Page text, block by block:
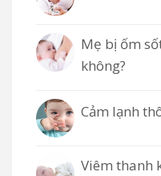
Mẹ bị ốm
không?
Cảm lạnh
Viêm thanh